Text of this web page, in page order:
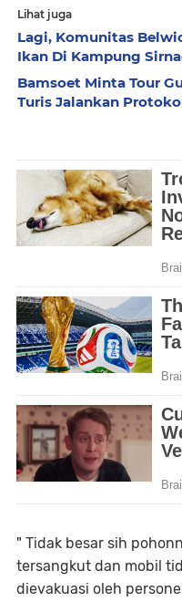
Lihat juga
Lagi, Komunitas
Ikan Di Kampung
Bamsoet Minta Tour
Turis Jalankan
" Tidak besar sih
tersangkut dan mobil
dievakuasi oleh